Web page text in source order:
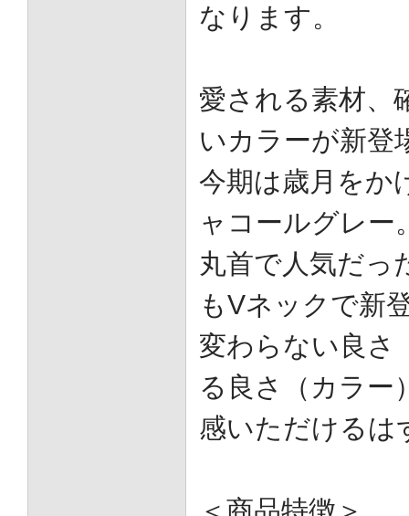
なります。
愛される素材、
いカラーが新登
今期は歳月をか
ャコールグレー
丸首で人気だっ
もVネックで新
変わらない良さ
る良さ（カラー
感いただけるは
＜商品特徴＞